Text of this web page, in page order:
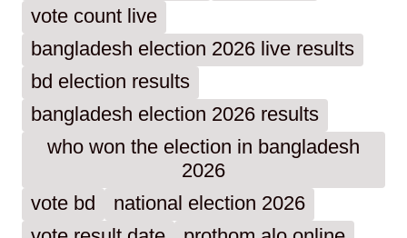
vote count live
bangladesh election 2026 live results
bd election results
bangladesh election 2026 results
who won the election in bangladesh
2026
vote bd
national election 2026